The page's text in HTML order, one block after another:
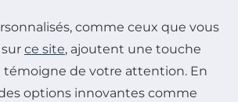
comme ceux que vous
ce site, ajoutent une touche
témoigne de votre attention. En
options innovantes comme